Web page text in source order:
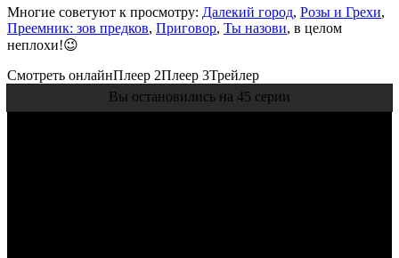
Многие советуют к просмотру: Далекий город, Розы и Грехи,
Преемник: зов предков, Приговор, Ты назови, в целом
неплохи!😉
Смотреть онлайнПлеер 2Плеер 3Трейлер
Вы остановились на 45 серии